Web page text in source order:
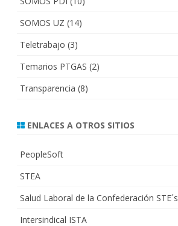
SOMOS UZ (14)
Teletrabajo (3)
Temarios PTGAS (2)
Transparencia (8)
ENLACES A OTROS SITIOS
PeopleSoft
STEA
Salud Laboral de la Confederación STE´s
Intersindical ISTA